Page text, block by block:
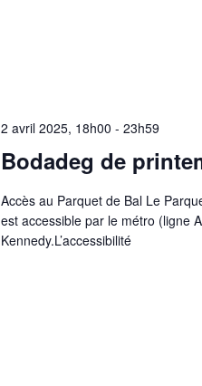
2 avril 2025, 18h00 - 23h59
Bodadeg de
Accès au Parquet de Bal Le
est accessible par le métro (ligne
Kennedy.L’accessibilité